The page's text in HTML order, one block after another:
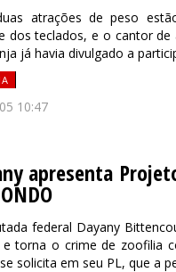
atrações de peso
dos teclados, e o cantor de
já havia divulgado a
10:47
apresenta
federal Dayany
torna o crime de zoofilia
solicita em seu PL, que a